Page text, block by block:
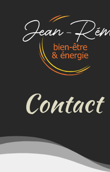
Contact